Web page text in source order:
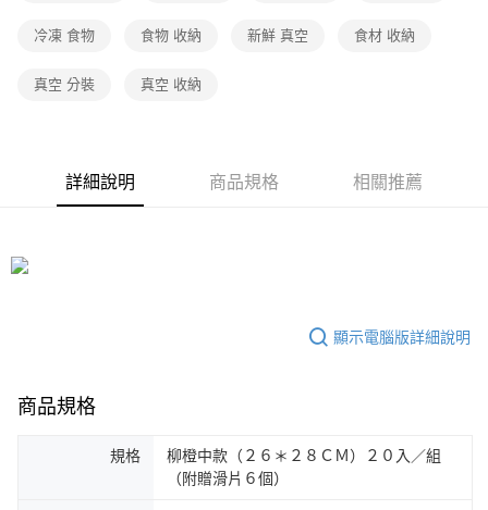
冷凍 食物 食物 收納 新鮮 真空 食材 收納
真空 分裝 真空 收納
詳細說明 商品規格 相關推薦
顯示電腦版詳細說明
商品規格
規格
柳橙中款（２６＊２８ＣＭ）２０入／組
（附贈滑片６個）